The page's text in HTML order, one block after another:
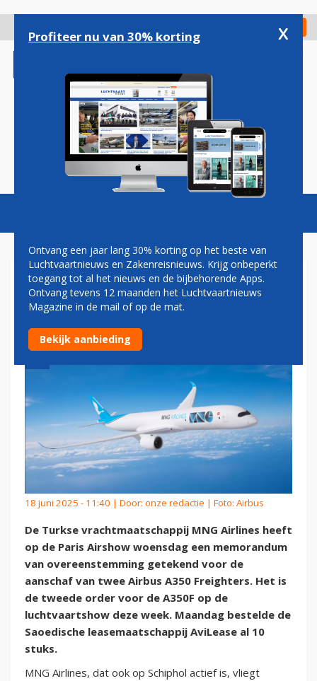
gaan
Check in
Magazine Podcasts Vacatures
MNG AIRLINES KIEST VOOR
AIRBUS A350 FREIGHTER
18 juni 2025 - 11:40 | Door: onze redactie | Foto: Airbus
De Turkse vrachtmaatschappij MNG Airlines heeft
op de Paris Airshow woensdag een memorandum
van overeenstemming getekend voor de
aanschaf van twee Airbus A350 Freighters. Het is
de tweede order voor de A350F op de
luchtvaartshow deze week. Maandag bestelde de
Saoedische leasemaatschappij AviLease al 10
stuks.
MNG Airlines, dat ook op Schiphol actief is, vliegt
Profiteer nu van 30% korting x
Ontvang een jaar lang 30% korting op het beste van
Luchtvaartnieuws en Zakenreisnieuws. Krijg onbeperkt
toegang tot al het nieuws en de bijbehorende Apps.
Ontvang tevens 12 maanden het Luchtvaartnieuws
Magazine in de mail of op de mat.
Bekijk aanbieding